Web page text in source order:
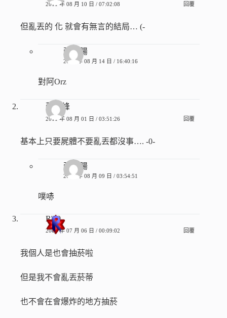
2011 年 08 月 10 日 / 07:02:08 回覆
但亂丟的 化 就會有無言的結局… (-
張香腸
2011 年 08 月 14 日 / 16:40:16
對阿Orz
蔡宸峰
2011 年 08 月 01 日 / 03:51:26 回覆
基本上只要屍體不要亂丟都沒事…. -0-
張香腸
2011 年 08 月 09 日 / 03:54:51
噗哧
R'79
2011 年 07 月 06 日 / 00:09:02 回覆
我個人是也會抽菸啦
但是我不會亂丟菸蒂
也不會在會爆炸的地方抽菸